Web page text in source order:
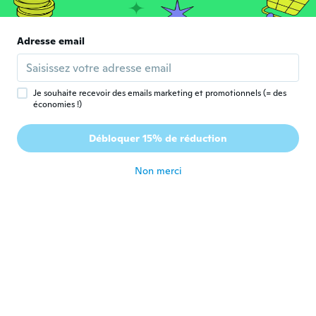
il y a 6 ans
Gabriella
Inscrit depuis 2017 · 32 avis · 3 chargements
Adresse email
Je souhaite recevoir des emails marketing et promotionnels (= des
économies !)
Débloquer 15% de réduction
Non merci